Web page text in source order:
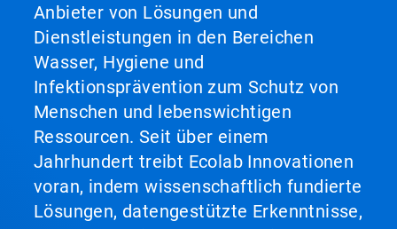
Anbieter von Lösungen und
Dienstleistungen in den Bereichen
Wasser, Hygiene und
Infektionsprävention zum Schutz von
Menschen und lebenswichtigen
Ressourcen. Seit über einem
Jahrhundert treibt Ecolab Innovationen
voran, indem wissenschaftlich fundierte
Lösungen, datengestützte Erkenntnisse,